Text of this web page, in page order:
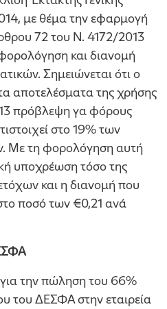
με θέμα την εφαρμογή
72 του Ν. 4172/2013
και διανομή
Σημειώνεται ότι ο
αποτελέσματα της χρήσης
πρόβλεψη γα φόρους
στο 19% των
Με τη φορολόγηση αυτή
υποχρέωση τόσο της
και η διανομή που
ποσό των €0,21 ανά
για την πώληση του 66%
του ΔΕΣΦΑ στην εταιρεία